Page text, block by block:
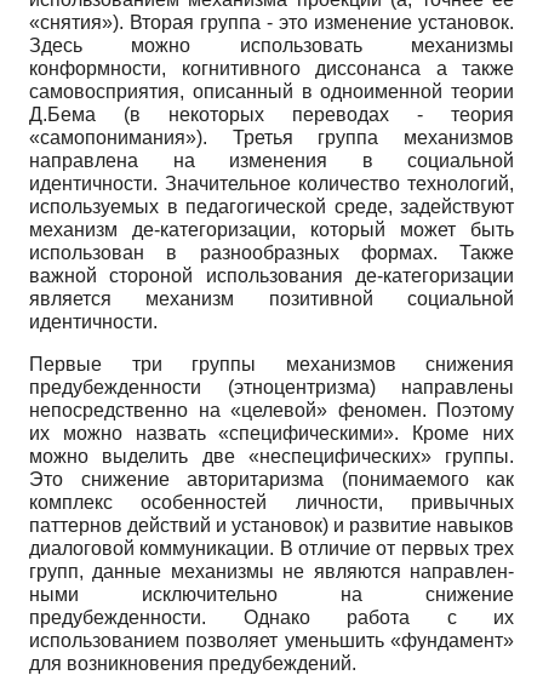
«снятия»). Вторая группа - это изменение установок.
Здесь можно использовать механизмы
конформности, когнитивного диссонанса а также
самовосприятия, описанный в одноименной теории
Д.Бема (в не­которых переводах - теория
«самопонимания»). Третья группа механизмов
направлена на изменения в социальной
идентичности. Значительное коли­чество технологий,
используемых в педагогической среде, задействуют
ме­ханизм де-категоризации, который может быть
использован в разнообраз­ных формах. Также
важной стороной использования де-категоризации
яв­ляется механизм позитивной социальной
идентичности.
Первые три группы механизмов снижения
предубежденности (этно­центризма) направлены
непосредственно на «целевой» феномен. Поэ­тому
их можно назвать «специфическими». Кроме них
можно выделить две «неспецифических» группы.
Это снижение авторитаризма (понима­емого как
комплекс особенностей личности, привычных
паттернов дей­ствий и установок) и развитие навыков
диалоговой коммуникации. В от­личие от первых трех
групп, данные механизмы не являются направлен­
ными исключительно на снижение
предубежденности. Однако работа с их
использованием позволяет уменьшить «фундамент»
для возникнове­ния предубеждений.